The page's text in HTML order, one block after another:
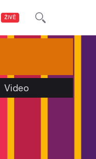
ŽIVĚ
Video